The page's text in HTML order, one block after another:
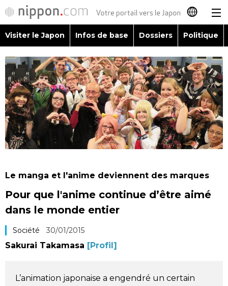
日本語
English
简体字
繁體字
Español
Русский
Visiter le Japon
Infos de base
Économie
Société
Culture
Visiter le Japon Infos de base Dossiers Politique
Le manga et l'anime deviennent des marques
Pour que l'anime continue d’être aimé
dans le monde entier
Société 30/01/2015
Sakurai Takamasa [Profil]
L’animation japonaise a engendré un certain